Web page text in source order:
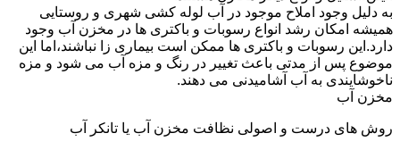
به دلیل وجود املاح موجود در آب لوله کشی شهری و روستایی
همیشه امکان رشد انواع رسوبات و باکتری ها در مخزن آب وجود
دارد.این رسوبات و باکتری ها ممکن است بیماری زا نباشند،اما این
موضوع پس از مدتی باعث تغییر در رنگ و مزه آب می شود و مزه
ناخوشایندی به آب آشامیدنی می دهند.
مخزن آب
روش های درست و اصولی نظافت مخزن آب یا تانکر آب